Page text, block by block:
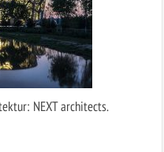
NEXT architects.